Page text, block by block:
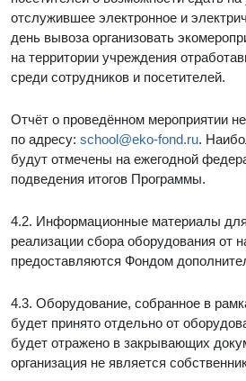
отслужившее электронное и
день вывоза организовать
на территории учреждения
среди сотрудников и посетителей.
Отчёт о проведённом мероприятии
по адресу: school@eko-fond.ru.
будут отмечены на ежегодной
подведения итогов Программы.
4.2. Информационные материалы
реализации сбора оборудования от
предоставляются Фондом
4.3. Оборудование, собранное в
будет принято отдельно от
будет отражено в закрывающих
организация не является